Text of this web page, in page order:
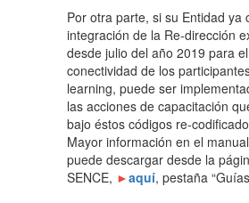
Por otra parte, si su Entidad ya
integración de la Re-dirección
desde julio del año 2019 para
conectividad de los
learning, puede ser
las acciones de capacitación
bajo éstos códigos re-
Mayor información en el
puede descargar desde la
SENCE, ►aquí, pestaña